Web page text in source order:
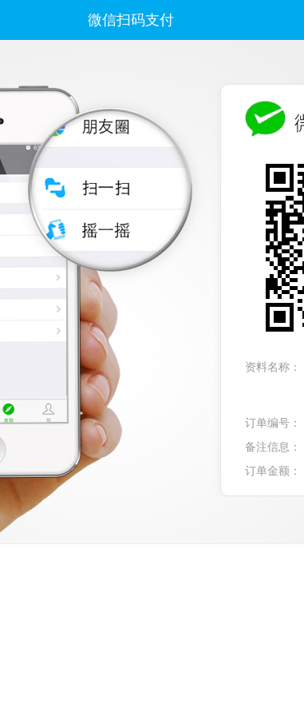
微信扫码支付
资料名称：
订单编号：
备注信息：
订单金额：
实付金额：